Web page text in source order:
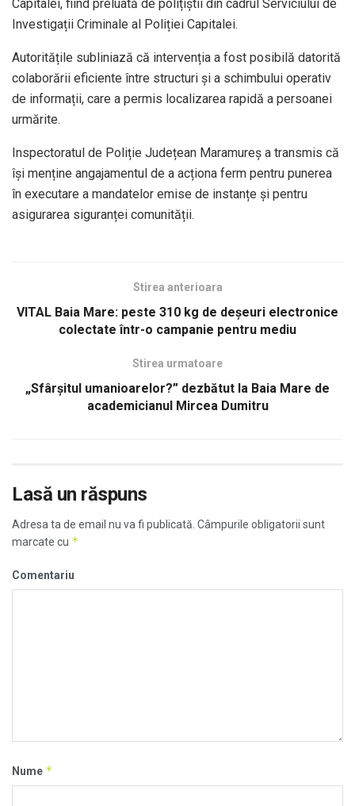
Capitalei, fiind preluată de polițiștii din cadrul Serviciului de
Investigații Criminale al Poliției Capitalei.
Autoritățile subliniază că intervenția a fost posibilă datorită
colaborării eficiente între structuri și a schimbului operativ
de informații, care a permis localizarea rapidă a persoanei
urmărite.
Inspectoratul de Poliție Județean Maramureș a transmis că
își menține angajamentul de a acționa ferm pentru punerea
în executare a mandatelor emise de instanțe și pentru
asigurarea siguranței comunității.
Stirea anterioara
VITAL Baia Mare: peste 310 kg de deșeuri electronice
colectate într-o campanie pentru mediu
Stirea urmatoare
„Sfârșitul umanioarelor?” dezbătut la Baia Mare de
academicianul Mircea Dumitru
Lasă un răspuns
Adresa ta de email nu va fi publicată. Câmpurile obligatorii sunt
marcate cu *
Comentariu
Nume *